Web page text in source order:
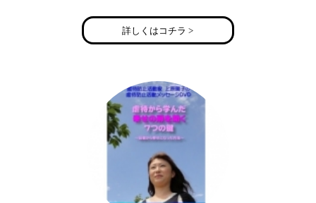
まま・めぞん 西山 美千代
E-Mail mamamaison2009@gmail.com
twitter @mamamaison2012
Facebook https://www.facebook.com/tenuguibaby
詳しくはコチラ >